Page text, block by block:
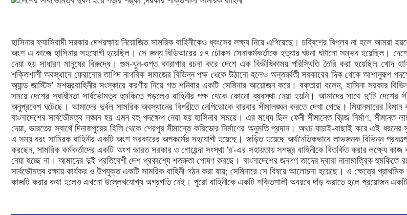
হাসিনার ফ্যাসিবাদী সরকার দেশরক্ষায় নিয়োজিত সামরিক বাহিনীকেও ধ্বংসের লক্ষ্য নিয়ে এগিয়েছে। চব্বিশের বিপ্লব না হলে
অংশ এ কাজে হাসিনার সহযোগী হয়েছিল। সে জন্য বিডিআরের ৫৭ চৌকস সেনাকর্মকর্তাকে হত্যার ঘটনা ঘটানো সম্ভব হয়েছিল।
দেয়া হয় সাধারণ মানুষের বিরুদ্ধে। গুম-খুন-গুপ্ত কারাগার রচনা করে দেশে এক বিভীষিকাময় পরিস্থিতি তৈরি করা হয়েছিল খোদ
শক্তিশালী অবস্থানে ফেরানোর তাগিদ নাগরিক সমাজের বিভিন্ন পক্ষ থেকে উঠানো হলেও অন্তর্র্বতী সরকারের দিক থেকে আশানুরূপ
অ্যান্ড জাস্টিস' সশস্ত্রবাহিনীর সংস্কারে করণীয় নিয়ে গত শনিবার একটি সেমিনার আয়োজন করে। বক্তারা বলেন, হাসিনা সরকার
সময়ে দেশের স্বাধীনতা সার্বভৌমত্ব হুমকিতে পড়লেও বাহিনীর পক্ষ থেকে কোনো ব্যবস্থা নেয়া হয়নি। আমাদের সাথে দু'টি দেশের
অনুপ্রবেশ ঘটেছে। আমাদের দুর্বল সামরিক অবস্থানের বিপরীতে নেপিডোকে বারবার সীমালঙ্ঘন করতে দেখা গেছে। মিয়ানমারের
বাংলাদেশের সার্বভৌমত্ব লঙ্ঘন হয় এমন বহু পদক্ষেপ নেয়া হয় হাসিনার সময়ে। এর মধ্যে ছিল ফেনী সীমান্তে ব্রিজ নির্মাণ,
দেয়া, ভারতের স্বার্থে দিনাজপুরের হিলি থেকে শেরপুর সীমান্তে করিডোর নির্মাণের অনুমতি প্রদান। অথচ যাচাই-বাছাই করে এই
এ সময় বরং সামিরক বাহিনীর একটি অংশ সরকারের অপকর্মের সহযোগী হয়েছে। জড়িত হয়েছে অর্থনৈতিকভাবে লাভজনক বিভিন্ন
করছেন, সামরিক কর্মকর্তাদের একটি অংশ ভারত সরকার ও গোয়েন্দা সংস্থা 'র'-এর সহায়তায় সশস্ত্র বাহিনীকে বিতর্কিত করার লক্ষ্যে
নেয়া হচ্ছে না। আমাদের দুই প্রতিবেশী দেশ প্রকাশ্যে শত্রুতা পোষণ করছে। বাংলাদেশের জনগণ তাদের দ্বারা নানামাত্রিক
সার্বভৌমত্ব রক্ষায় কার্যকর ও উপযুক্ত একটি সামরিক বাহিনী গঠন করা যায়; সেমিনারে সে বিষয়ে আলোচনা হয়েছে। এ ক্ষেত্রে
কাজটি করার কথা হলেও এখনো উল্লেখযোগ্য অগ্রগতি নেই। পুরো বাহিনীকে একটি শক্তিশালী অবয়বে দাঁড় করাতে হলে প্রয়োজন